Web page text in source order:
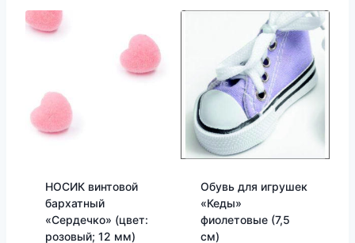
НОСИК винтовой
бархатный
«Сердечко» (цвет:
розовый; 12 мм)
Обувь для игрушек
«Кеды»
фиолетовые (7,5
см)